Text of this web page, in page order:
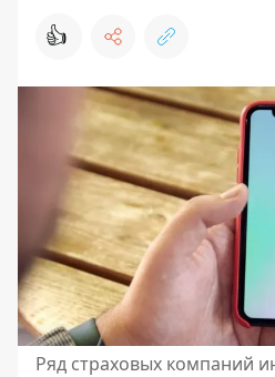
👍
Ряд страховых компаний